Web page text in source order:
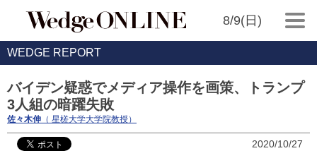
8/9(日)
WEDGE REPORT
バイデン疑惑でメディア操作を画策、トランプ
3人組の暗躍失敗
佐々木伸 （ 星槎大学大学院教授）
2020/10/27